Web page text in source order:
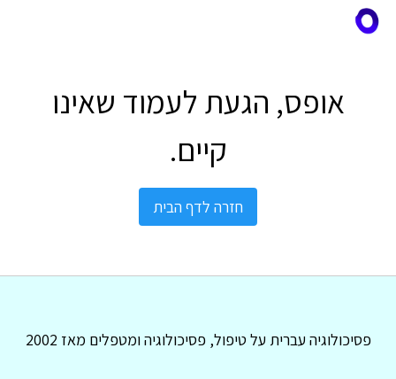
אופס, הגעת לעמוד שאינו
קיים.
חזרה לדף הבית
פסיכולוגיה עברית על טיפול, פסיכולוגיה ומטפלים מאז 2002